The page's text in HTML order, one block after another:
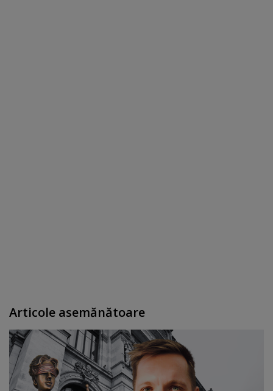
Articole asemănătoare